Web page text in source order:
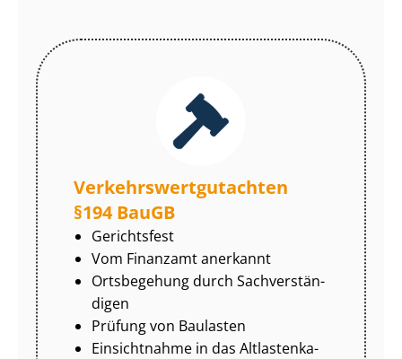
Ver­kehrs­wert­gut­ach­ten
§194 BauGB
Gerichtsfest
Vom Finanzamt anerkannt
Ortsbegehung durch Sach­ver­stän­
di­gen
Prüfung von Baulasten
Einsichtnahme in das Alt­las­ten­ka­